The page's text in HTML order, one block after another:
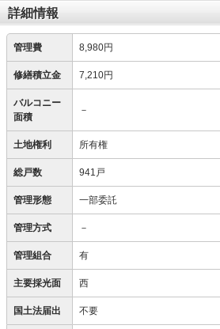
詳細情報
管理費 8,980円
修繕積立金 7,210円
バルコニー
面積
－
土地権利 所有権
総戸数 941戸
管理形態 一部委託
管理方式 －
管理組合 有
主要採光面 西
国土法届出 不要